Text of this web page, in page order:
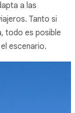
a las
Tanto si
todo es posible
escenario.